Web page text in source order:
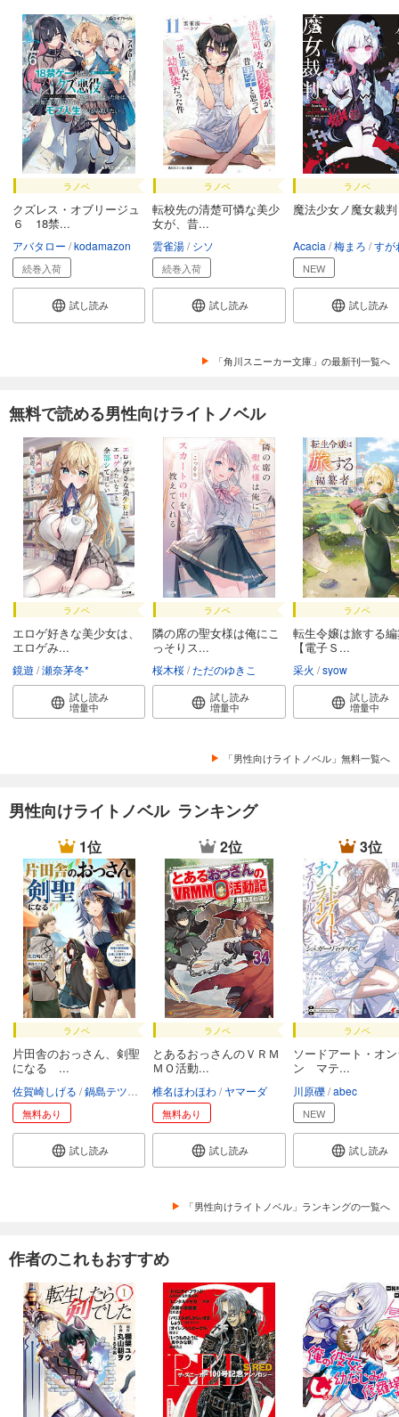
ラノベ
クズレス・オブリージュ
６ 18禁...
アバタロー kodamazon
続巻入荷
試し読み
ラノベ
転校先の清楚可憐な美少
女が、昔...
雲雀湯 シソ
続巻入荷
試し読み
ラノベ
魔法少女ノ魔女裁判
Acacia 梅まろ すがわら
NEW
試し読み
「角川スニーカー文庫」の最新刊一覧へ
無料で読める男性向けライトノベル
ラノベ
エロゲ好きな美少女は、
エロゲみ...
鏡遊 瀬奈茅冬*
試し読み
増量中
ラノベ
隣の席の聖女様は俺にこ
っそりス...
桜木桜 ただのゆきこ
試し読み
増量中
ラノベ
転生令嬢は旅する
【電子Ｓ...
采火 syow
試し読み
増量中
「男性向けライトノベル」無料一覧へ
男性向けライトノベル ランキング
1位
ラノベ
片田舎のおっさん、剣聖
になる ...
佐賀崎しげる 鍋島テツヒロ
無料あり
試し読み
2位
ラノベ
とあるおっさんのＶＲＭ
ＭＯ活動...
椎名ほわほわ ヤマーダ
無料あり
試し読み
3位
ラノベ
ソードアート・オ
ン マテ...
川原礫 abec
NEW
試し読み
「男性向けライトノベル」ランキングの一覧へ
作者のこれもおすすめ